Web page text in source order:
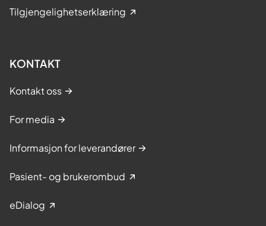
Tilgjengelighetserklæring
KONTAKT
Kontakt oss
For media
Informasjon for leverandører
Pasient- og brukerombud
eDialog